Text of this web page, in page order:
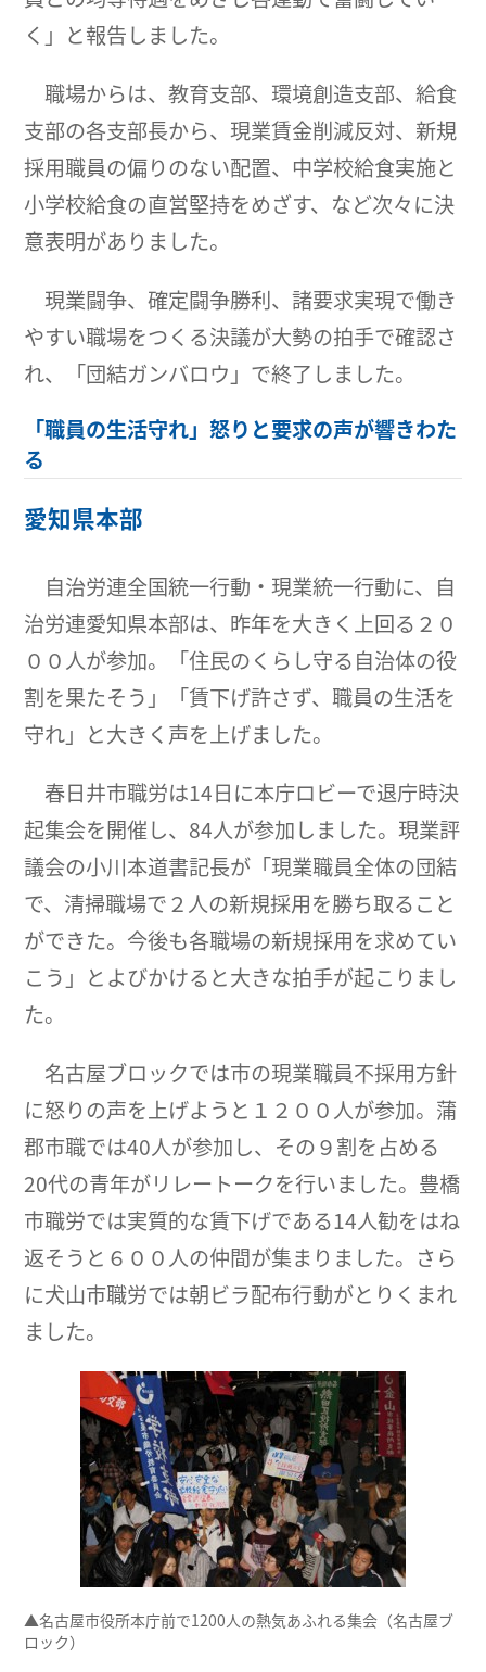
く」と報告しました。
職場からは、教育支部、環境創造支部、給食
支部の各支部長から、現業賃金削減反対、新規
採用職員の偏りのない配置、中学校給食実施と
小学校給食の直営堅持をめざす、など次々に決
意表明がありました。
現業闘争、確定闘争勝利、諸要求実現で働き
やすい職場をつくる決議が大勢の拍手で確認さ
れ、「団結ガンバロウ」で終了しました。
「職員の生活守れ」怒りと要求の声が響きわた
る
愛知県本部
自治労連全国統一行動・現業統一行動に、自
治労連愛知県本部は、昨年を大きく上回る２０
００人が参加。「住民のくらし守る自治体の役
割を果たそう」「賃下げ許さず、職員の生活を
守れ」と大きく声を上げました。
春日井市職労は14日に本庁ロビーで退庁時決
起集会を開催し、84人が参加しました。現業評
議会の小川本道書記長が「現業職員全体の団結
で、清掃職場で２人の新規採用を勝ち取ること
ができた。今後も各職場の新規採用を求めてい
こう」とよびかけると大きな拍手が起こりまし
た。
名古屋ブロックでは市の現業職員不採用方針
に怒りの声を上げようと１２００人が参加。蒲
郡市職では40人が参加し、その９割を占める
20代の青年がリレートークを行いました。豊橋
市職労では実質的な賃下げである14人勧をはね
返そうと６００人の仲間が集まりました。さら
に犬山市職労では朝ビラ配布行動がとりくまれ
ました。
▲名古屋市役所本庁前で1200人の熱気あふれる集会（名古屋ブ
ロック）